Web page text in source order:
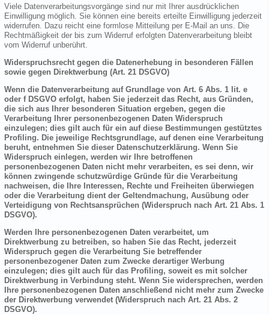
Viele Datenverarbeitungsvorgänge sind nur mit Ihrer ausdrücklichen
Einwilligung möglich. Sie können eine bereits erteilte Einwilligung jederzeit
widerrufen. Dazu reicht eine formlose Mitteilung per E-Mail an uns. Die
Rechtmäßigkeit der bis zum Widerruf erfolgten Datenverarbeitung bleibt
vom Widerruf unberührt.
Widerspruchsrecht gegen die Datenerhebung in besonderen Fällen
sowie gegen Direktwerbung (Art. 21 DSGVO)
Wenn die Datenverarbeitung auf Grundlage von Art. 6 Abs. 1 lit. e
oder f DSGVO erfolgt, haben Sie jederzeit das Recht, aus Gründen,
die sich aus Ihrer besonderen Situation ergeben, gegen die
Verarbeitung Ihrer personenbezogenen Daten Widerspruch
einzulegen; dies gilt auch für ein auf diese Bestimmungen gestütztes
Profiling. Die jeweilige Rechtsgrundlage, auf denen eine Verarbeitung
beruht, entnehmen Sie dieser Datenschutzerklärung. Wenn Sie
Widerspruch einlegen, werden wir Ihre betroffenen
personenbezogenen Daten nicht mehr verarbeiten, es sei denn, wir
können zwingende schutzwürdige Gründe für die Verarbeitung
nachweisen, die Ihre Interessen, Rechte und Freiheiten überwiegen
oder die Verarbeitung dient der Geltendmachung, Ausübung oder
Verteidigung von Rechtsansprüchen (Widerspruch nach Art. 21 Abs. 1
DSGVO).
Werden Ihre personenbezogenen Daten verarbeitet, um
Direktwerbung zu betreiben, so haben Sie das Recht, jederzeit
Widerspruch gegen die Verarbeitung Sie betreffender
personenbezogener Daten zum Zwecke derartiger Werbung
einzulegen; dies gilt auch für das Profiling, soweit es mit solcher
Direktwerbung in Verbindung steht. Wenn Sie widersprechen, werden
Ihre personenbezogenen Daten anschließend nicht mehr zum Zwecke
der Direktwerbung verwendet (Widerspruch nach Art. 21 Abs. 2
DSGVO).